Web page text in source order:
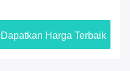
dengan berbagai keramik
gigi yang memastikan
akhir dan ketahanan
Dapatkan Harga Terbaik